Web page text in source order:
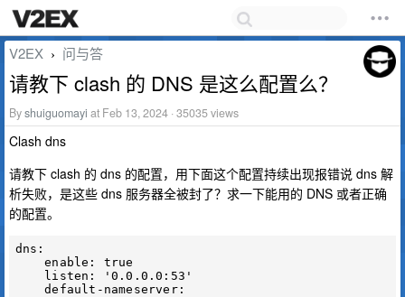
V2EX › 问与答
请教下 clash 的 DNS 是这么配置么？
Byshuiguomayi at Feb 13, 2024 · 35035 views
Clash dns
请教下 clash 的 dns 的配置，用下面这个配置持续出现报错说 dns 解
析失败，是这些 dns 服务器全被封了？求一下能用的 DNS 或者正确
的配置。
dns:
    enable: true
    default-nameserver: